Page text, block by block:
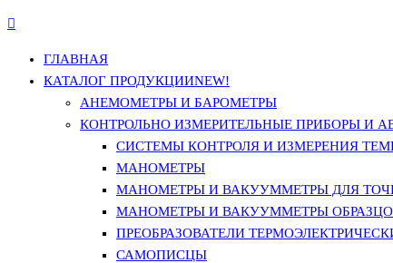
ГЛАВНАЯ
КАТАЛОГ ПРОДУКЦИИNEW!
АНЕМОМЕТРЫ И БАРОМЕТРЫ
КОНТРОЛЬНО ИЗМЕРИТЕЛЬНЫЕ ПРИБОРЫ И
СИСТЕМЫ КОНТРОЛЯ И ИЗМЕРЕНИЯ
МАНОМЕТРЫ
МАНОМЕТРЫ И ВАКУУММЕТРЫ ДЛЯ
МАНОМЕТРЫ И ВАКУУММЕТРЫ
ПРЕОБРАЗОВАТЕЛИ
САМОПИСЦЫ